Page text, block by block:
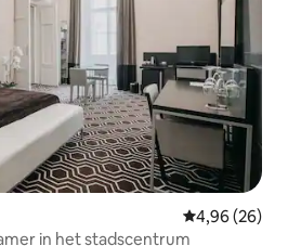
Gemiddelde
4,96 (26)
in het stadscentrum